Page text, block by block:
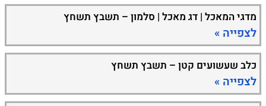
מדגי המאכל | דג מאכל | סלמון – תשבץ תשחץ
לצפייה »
כלב שעשועים קטן – תשבץ תשחץ
לצפייה »